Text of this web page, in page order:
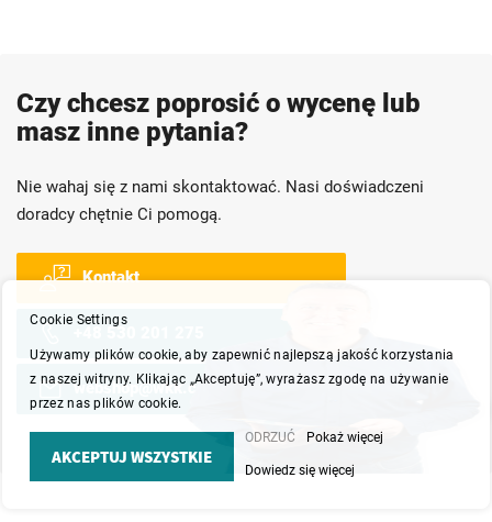
Czy chcesz poprosić o wycenę lub
masz inne pytania?
Nie wahaj się z nami skontaktować. Nasi doświadczeni
doradcy chętnie Ci pomogą.
Kontakt
+48 530 201 275
webshop@wkk.com.pl
Cookie Settings
Używamy plików cookie, aby zapewnić najlepszą jakość korzystania
z naszej witryny. Klikając „Akceptuję”, wyrażasz zgodę na używanie
przez nas plików cookie.
AKCEPTUJ WSZYSTKIE
ODRZUĆ Pokaż więcej
Dowiedz się więcej